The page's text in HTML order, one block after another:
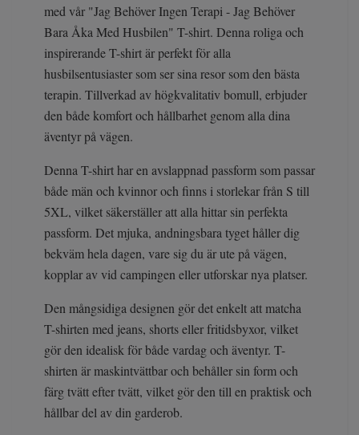
med vår "Jag Behöver Ingen Terapi - Jag Behöver
Bara Åka Med Husbilen" T-shirt. Denna roliga och
inspirerande T-shirt är perfekt för alla
husbilsentusiaster som ser sina resor som den bästa
terapin. Tillverkad av högkvalitativ bomull, erbjuder
den både komfort och hållbarhet genom alla dina
äventyr på vägen.
Denna T-shirt har en avslappnad passform som passar
både män och kvinnor och finns i storlekar från S till
5XL, vilket säkerställer att alla hittar sin perfekta
passform. Det mjuka, andningsbara tyget håller dig
bekväm hela dagen, vare sig du är ute på vägen,
kopplar av vid campingen eller utforskar nya platser.
Den mångsidiga designen gör det enkelt att matcha
T-shirten med jeans, shorts eller fritidsbyxor, vilket
gör den idealisk för både vardag och äventyr. T-
shirten är maskintvättbar och behåller sin form och
färg tvätt efter tvätt, vilket gör den till en praktisk och
hållbar del av din garderob.